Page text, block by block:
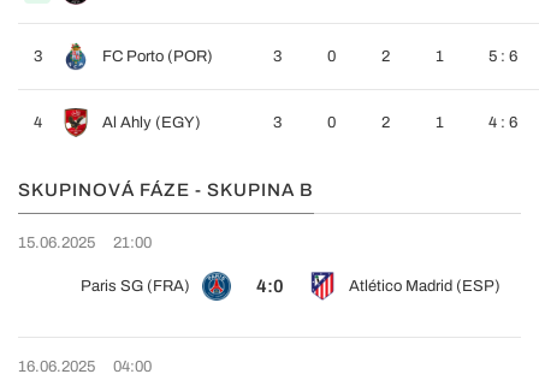
3 FC Porto (POR) 3 0 2 1 5 : 6
4 Al Ahly (EGY) 3 0 2 1 4 : 6
SKUPINOVÁ FÁZE - SKUPINA B
15.06.2025 21:00
Paris SG (FRA) 4:0 Atlético Madrid (ESP)
16.06.2025 04:00